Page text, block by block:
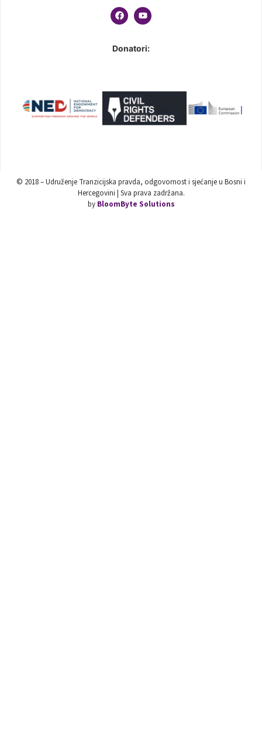
Donatori:
© 2018 – Udruženje Tranzicijska pravda, odgovornost i sjećanje u Bosni i
Hercegovini | Sva prava zadržana.
by BloomByte Solutions